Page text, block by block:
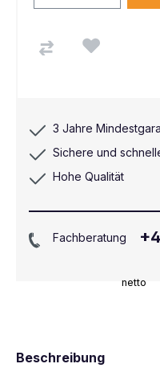
netto
3 Jahre
Sichere und
Hohe Qualität
Fachberatung
Beschreibung